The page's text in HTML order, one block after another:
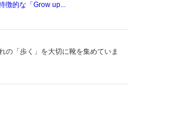
徴的な「Grow up...
の「歩く」を大切に靴を集めていま